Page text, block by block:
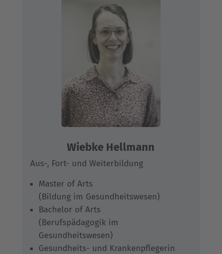
Wiebke Hellmann
Aus-, Fort- und Weiterbildung
Master of Arts
(Bildung im Gesundheitswesen)
Bachelor of Arts
(Berufspädagogik im
Gesundheitswesen)
Gesundheits- und Krankenpflegerin